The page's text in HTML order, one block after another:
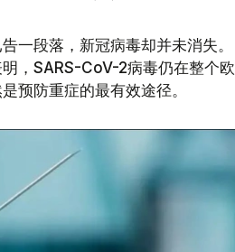
一段落，新冠病毒却并未消失。
，SARS-CoV-2病毒仍在整个欧
预防重症的最有效途径。